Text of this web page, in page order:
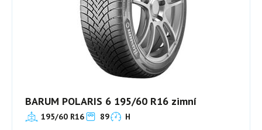
BARUM POLARIS 6 195/60 R16 zimní
195/60 R16 89 H